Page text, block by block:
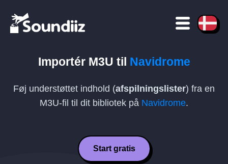
Importér M3U til Navidrome
Føj understøttet indhold (afspilningslister) fra en
M3U-fil til dit bibliotek på Navidrome.
Start gratis